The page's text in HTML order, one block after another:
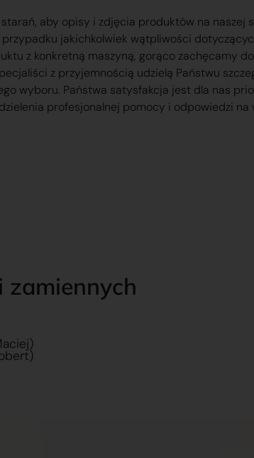
starań, aby opisy i zdjęcia produktów na naszej
przypadku jakichkolwiek wątpliwości
z konkretną maszyną, gorąco zachęcamy
z przyjemnością udzielą Państwu
wyboru. Państwa satysfakcja jest dla nas
profesjonalnej pomocy i odpowiedzi na
zamiennych